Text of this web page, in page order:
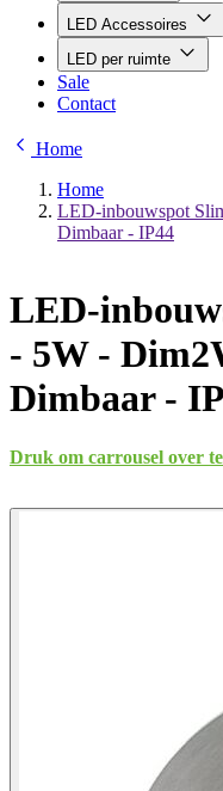
LED Accessoires
LED per ruimte
Sale
Contact
Home
Home
LED-inbouwspot
Dimbaar - IP44
LED-
- 5W -
Dimbaar -
Druk om carrousel over